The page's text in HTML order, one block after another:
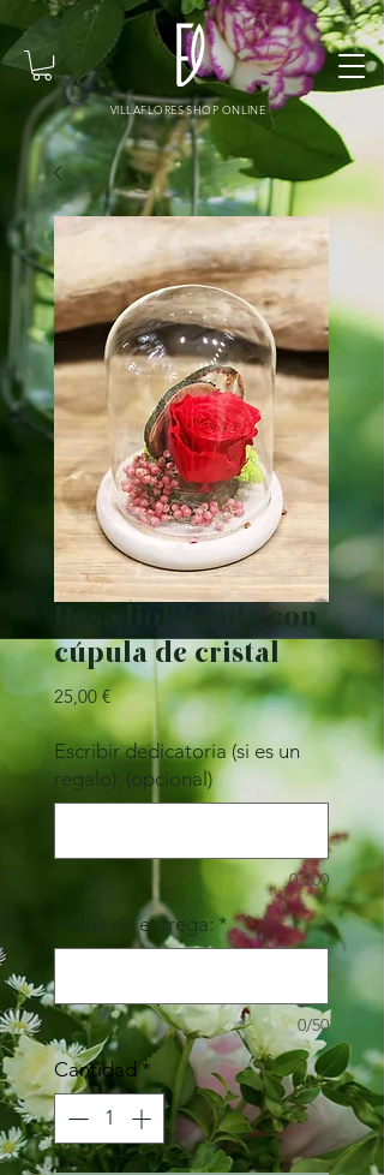
VILLAFLORES SHOP ONLINE
Rosa liofilizada con
cúpula de cristal
25,00 €Precio
Escribir dedicatoria (si es un
regalo): (opcional)
0/200
Fecha de entrega: *
0/50
Cantidad *